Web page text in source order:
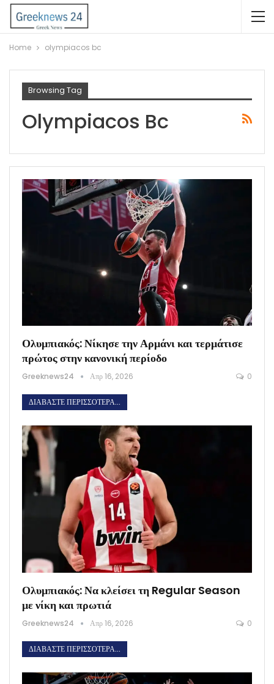
Home olympiacos bc
Browsing Tag
Olympiacos Bc
Ολυμπιακός: Νίκησε την Αρμάνι και τερμάτισε
πρώτος στην κανονική περίοδο
Greeknews24 Απρ 16, 2026 0
ΔΙΑΒΆΣΤΕ ΠΕΡΙΣΣΌΤΕΡΑ...
Ολυμπιακός: Να κλείσει τη Regular Season
με νίκη και πρωτιά
Greeknews24 Απρ 16, 2026 0
ΔΙΑΒΆΣΤΕ ΠΕΡΙΣΣΌΤΕΡΑ...